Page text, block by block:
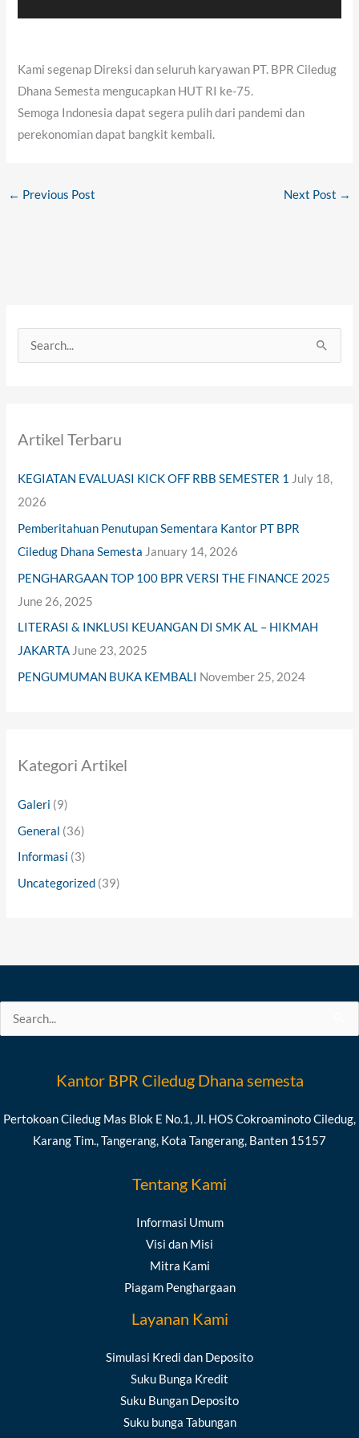
Kami segenap Direksi dan seluruh karyawan PT. BPR Ciledug
Dhana Semesta mengucapkan HUT RI ke-75.
Semoga Indonesia dapat segera pulih dari pandemi dan
perekonomian dapat bangkit kembali.
← Previous Post Next Post →
c
r
:
Artikel Terbaru
KEGIATAN EVALUASI KICK OFF RBB SEMESTER 1 July 18,
2026
Pemberitahuan Penutupan Sementara Kantor PT BPR
Ciledug Dhana Semesta January 14, 2026
PENGHARGAAN TOP 100 BPR VERSI THE FINANCE 2025
June 26, 2025
LITERASI & INKLUSI KEUANGAN DI SMK AL – HIKMAH
JAKARTA June 23, 2025
PENGUMUMAN BUKA KEMBALI November 25, 2024
Kategori Artikel
Galeri (9)
General (36)
Informasi (3)
Uncategorized (39)
Search
Kantor BPR Ciledug Dhana semesta
Pertokoan Ciledug Mas Blok E No.1, Jl. HOS Cokroaminoto Ciledug,
Karang Tim., Tangerang, Kota Tangerang, Banten 15157
Tentang Kami
Informasi Umum
Visi dan Misi
Mitra Kami
Piagam Penghargaan
Layanan Kami
Simulasi Kredi dan Deposito
Suku Bunga Kredit
Suku Bungan Deposito
Suku bunga Tabungan